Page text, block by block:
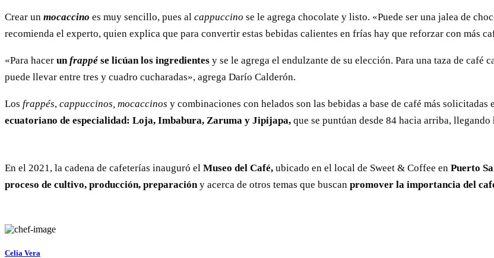
Crear un mocaccino es muy sencillo, pues al cappuccino se le agrega chocolate y listo. «Puede ser una jalea de
recomienda el experto, quien explica que para convertir estas bebidas calientes en frías hay que reforzar con más
«Para hacer unfrappé se licúan los ingredientes y se le agrega el endulzante de su elección. Para una taza de café
puede llevar entre tres y cuadro cucharadas», agrega Darío Calderón.
Los frappés, cappuccinos, mocaccinos y combinaciones con helados son las bebidas a base de café más solicitadas
ecuatoriano de especialidad: Loja, Imbabura, Zaruma y Jipijapa, que se puntúan desde 84 hacia arriba, llegando
En el 2021, la cadena de cafeterías inauguró el Museo del Café, ubicado en el local de Sweet & Coffee en Puerto
proceso de cultivo, producción, preparacióny acerca de otros temas que buscan promover la importancia del
Celia Vera